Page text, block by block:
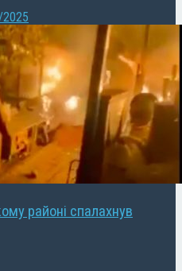
районі спалахнув